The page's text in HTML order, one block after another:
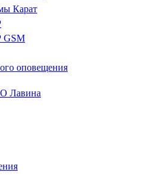
Карат
оповещения
Лавина